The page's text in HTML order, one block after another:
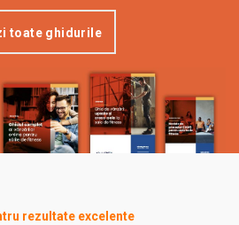
toate ghidurile
rezultate excelente